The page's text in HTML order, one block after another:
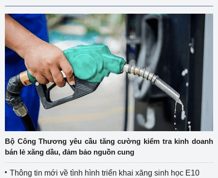
Bộ Công Thương yêu cầu tăng cường kiểm tra kinh doanh
bán lẻ xăng dầu, đảm bảo nguồn cung
Thông tin mới về tình hình triển khai xăng sinh học E10